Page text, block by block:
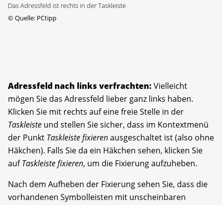
Das Adressfeld ist rechts in der Taskleiste
©Quelle: PCtipp
Adressfeld nach links verfrachten: Vielleicht
mögen Sie das Adressfeld lieber ganz links haben.
Klicken Sie mit rechts auf eine freie Stelle in der
Taskleiste und stellen Sie sicher, dass im Kontextmenü
der Punkt Taskleiste fixierenausgeschaltet ist (also ohne
Häkchen). Falls Sie da ein Häkchen sehen, klicken Sie
aufTaskleiste fixieren, um die Fixierung aufzuheben.
Nach dem Aufheben der Fixierung sehen Sie, dass die
vorhandenen Symbolleisten mit unscheinbaren